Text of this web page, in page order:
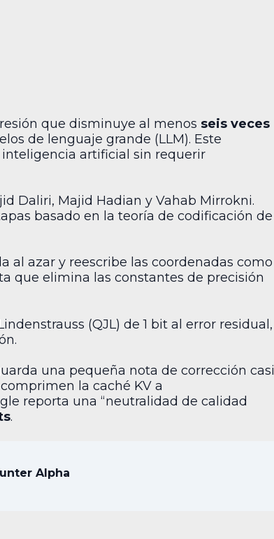
que disminuye al menos seis veces
de lenguaje grande (LLM). Este
artificial sin requerir
Daliri, Majid Hadian y Vahab Mirrokni.
basado en la teoría de codificación de
al azar y reescribe las coordenadas como
que elimina las constantes de precisión
(QJL) de 1 bit al error residual,
una pequeña nota de corrección casi
la caché KV a
reporta una “neutralidad de calidad
.
Alpha